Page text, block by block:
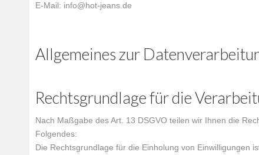
E-Mail: info@hot-jeans.de
Allgemeines zur
Rechtsgrundlage für die
Nach Maßgabe des Art. 13 DSGVO teilen wir Ihnen die
Folgendes:
Die Rechtsgrundlage für die Einholung von Einwilligungen